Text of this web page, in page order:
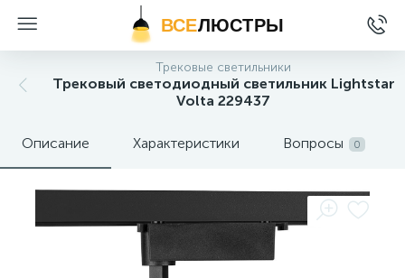
ВСЕЛЮСТРЫ
Трековые светильники
Трековый светодиодный светильник Lightstar
Volta 229437
Описание Характеристики Вопросы 0